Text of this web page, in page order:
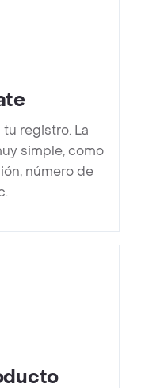
registro. La
simple, como
número de